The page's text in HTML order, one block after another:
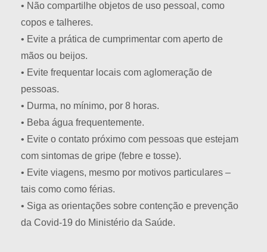
• Não compartilhe objetos de uso pessoal, como
copos e talheres.
• Evite a prática de cumprimentar com aperto de
mãos ou beijos.
• Evite frequentar locais com aglomeração de
pessoas.
• Durma, no mínimo, por 8 horas.
• Beba água frequentemente.
• Evite o contato próximo com pessoas que estejam
com sintomas de gripe (febre e tosse).
• Evite viagens, mesmo por motivos particulares –
tais como como férias.
• Siga as orientações sobre contenção e prevenção
da Covid-19 do Ministério da Saúde.